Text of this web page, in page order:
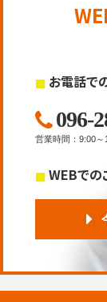
お電話で
096-
営業時間 ： 9:00～
WEBでの